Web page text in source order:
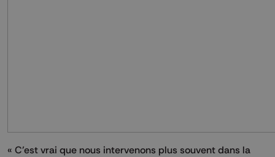
« C’est vrai que nous intervenons plus souvent dans la